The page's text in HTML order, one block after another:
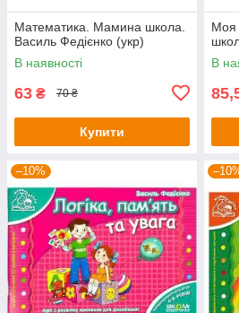
Математика. Мамина школа.
Василь Федієнко (укр)
В наявності
63 ₴ 70 ₴
Купити
Моя
В
–10%